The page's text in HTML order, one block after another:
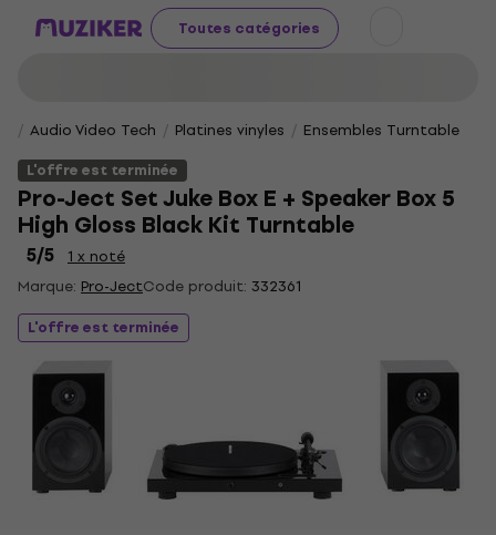
Toutes catégories
Audio Video Tech Platines vinyles
Ensembles Turntable
L'offre est terminée
Pro-Ject Set Juke Box E + Speaker Box 5
High Gloss Black Kit Turntable
5/5
1 x noté
Marque: Pro-JectCode produit: 332361
L'offre est terminée